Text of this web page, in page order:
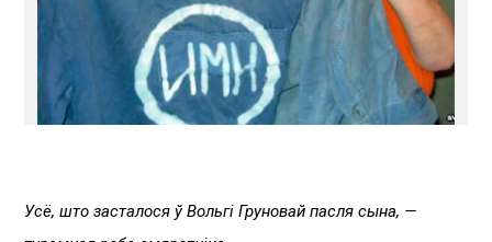
Усё, што засталося ў Вольгі Груновай пасля сына, —